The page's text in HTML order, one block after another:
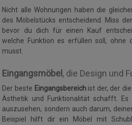
Nicht alle Wohnungen haben die
des Möbelstücks entscheidend. Miss
bevor du dich für einen Kauf
welche Funktion es erfüllen soll, ohne
musst.
Eingangsmöbel , die Design und
Der beste Eingangsbereichist der, der
Ästhetik und Funktionalität schafft.
auszusehen, sondern auch darum,
Beispiel hilft dir ein Möbel mit